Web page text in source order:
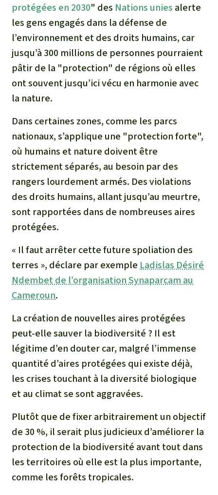
protégées en 2030" des Nations unies alerte
les gens engagés dans la défense de
l’environnement et des droits humains, car
jusqu’à 300 millions de personnes pourraient
pâtir de la "protection" de régions où elles
ont souvent jusqu’ici vécu en harmonie avec
la nature.
Dans certaines zones, comme les parcs
nationaux, s’applique une "protection forte",
où humains et nature doivent être
strictement séparés, au besoin par des
rangers lourdement armés. Des violations
des droits humains, allant jusqu’au meurtre,
sont rapportées dans de nombreuses aires
protégées.
« Il faut arrêter cette future spoliation des
terres », déclare par exemple Ladislas Désiré
Ndembet de l’organisation Synaparcam au
Cameroun.
La création de nouvelles aires protégées
peut-elle sauver la biodiversité ? Il est
légitime d’en douter car, malgré l’immense
quantité d’aires protégées qui existe déjà,
les crises touchant à la diversité biologique
et au climat se sont aggravées.
Plutôt que de fixer arbitrairement un objectif
de 30 %, il serait plus judicieux d’améliorer la
protection de la biodiversité avant tout dans
les territoires où elle est la plus importante,
comme les forêts tropicales.